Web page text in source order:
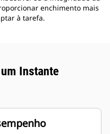
enchimento mais
à tarefa.
Instante